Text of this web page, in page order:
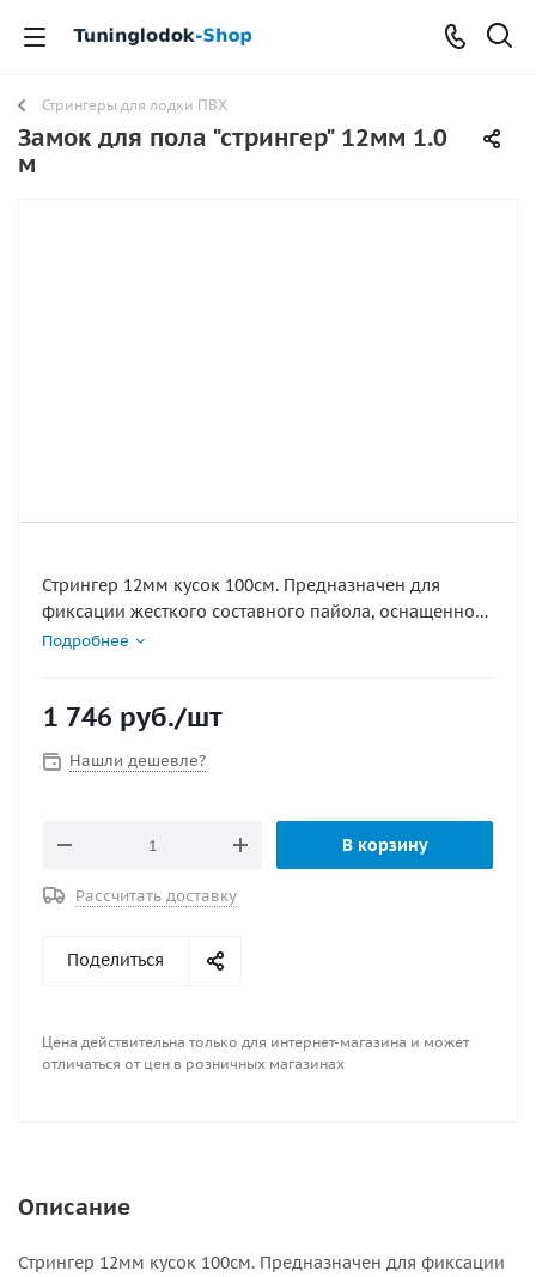
Стрингеры для лодки ПВХ
Замок для пола "стрингер" 12мм 1.0
м
Стрингер 12мм кусок 100см. Предназначен для
фиксации жесткого составного пайола, оснащенного
боковой обвязкой из Z-профиля. Дает возможность
за кусок фиксированной длины 1м. ЦЕНА БЕЗ
Подробнее
1 746 руб./шт
Нашли дешевле?
В корзину
Рассчитать доставку
Поделиться
Цена действительна только для интернет-магазина и может
отличаться от цен в розничных магазинах
Описание
Стрингер 12мм кусок 100см. Предназначен для фиксации